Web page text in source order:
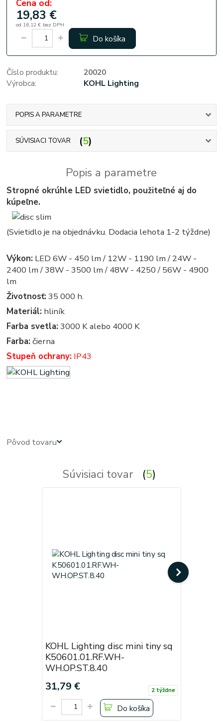
Cena od:
19,83 €
od 16,12 € bez DPH
Do košíka
Číslo produktu:
20020
Výrobca:
KOHL Lighting
POPIS A PARAMETRE
SÚVISIACI TOVAR 5
Popis a parametre
Stropné okrúhle LED svietidlo, použiteľné aj do
kúpeľne.
(Svietidlo je na objednávku. Dodacia lehota 1-2 týždne)
Výkon: LED 6W - 450 lm / 12W - 1190 lm / 24W -
2400 lm / 38W - 3500 lm / 48W - 4250 / 56W - 4900
lm
Životnosť: 35 000 h.
Materiál: hliník
Farba svetla: 3000 K alebo 4000 K
Farba: čierna
Stupeň ochrany: IP43
Pôvod tovaru
Súvisiaci tovar 5
KOHL Lighting disc mini tiny sq
K50601.01.RF.WH-
WH.OP.ST.8.40
31,79 € 2 týždne
Do košíka